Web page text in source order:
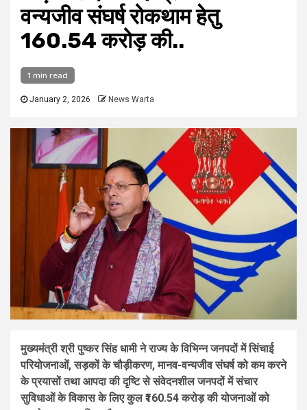
वन्यजीव संघर्ष रोकथाम हेतु
₹160.54 करोड़ की..
1 min read
January 2, 2026 News Warta
मुख्यमंत्री श्री पुष्कर सिंह धामी ने राज्य के विभिन्न जनपदों में सिंचाई
परियोजनाओं, सड़कों के चौड़ीकरण, मानव-वन्यजीव संघर्ष को कम करने
के प्रयासों तथा आपदा की दृष्टि से संवेदनशील जनपदों में संचार
सुविधाओं के विकास के लिए कुल ₹160.54 करोड़ की योजनाओं को